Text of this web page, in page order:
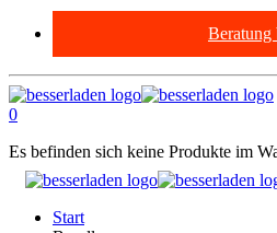
Beratung
0
Es befinden sich keine Produkte im
Start